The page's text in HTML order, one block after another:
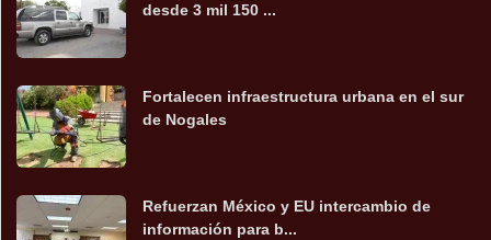
desde 3 mil 150 ...
Fortalecen infraestructura urbana en el sur
de Nogales
Refuerzan México y EU intercambio de
información para b...